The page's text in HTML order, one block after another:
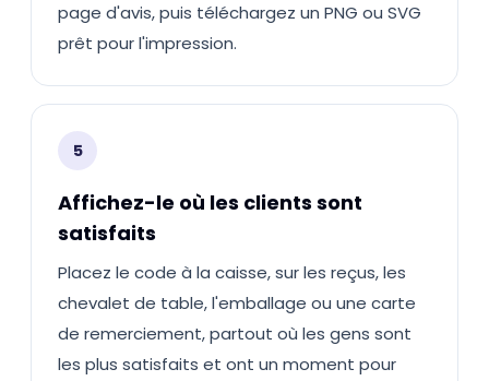
page d'avis, puis téléchargez un PNG ou SVG
prêt pour l'impression.
5
Affichez-le où les clients sont
satisfaits
Placez le code à la caisse, sur les reçus, les
chevalet de table, l'emballage ou une carte
de remerciement, partout où les gens sont
les plus satisfaits et ont un moment pour